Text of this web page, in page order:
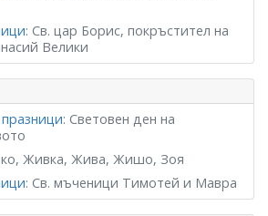
: Св. цар Борис, покръстител на
Велики
: Световен ден на
Живка, Жива, Жишо, Зоя
: Св. мъченици Тимотей и Мавра